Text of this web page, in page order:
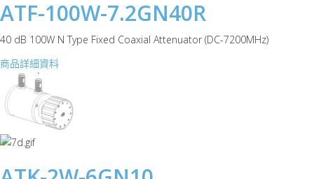
ATF-100W-7.2GN40R
40 dB 100W N Type Fixed Coaxial Attenuator (DC-7200MHz)
商品詳細資料